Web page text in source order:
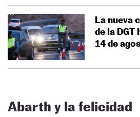
La nueva
de la DGT
14 de
Abarth y la felicidad